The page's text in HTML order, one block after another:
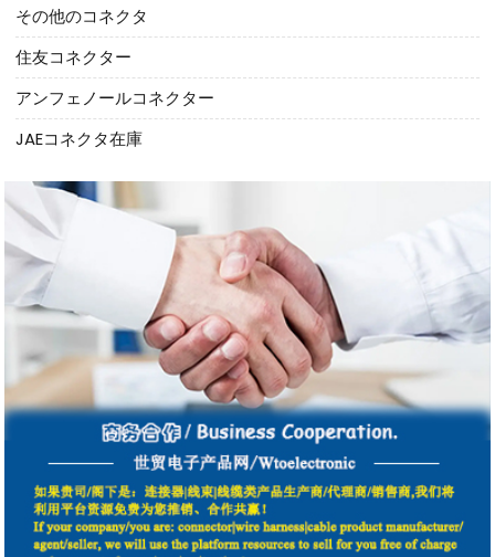
その他のコネクタ
住友コネクター
アンフェノールコネクター
JAEコネクタ在庫